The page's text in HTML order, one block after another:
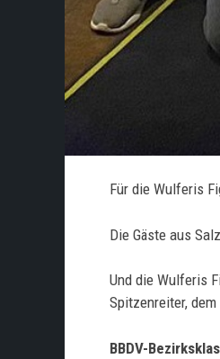
Für die Wulferis
Die Gäste aus
Und die Wulferis
Spitzenreiter,
BBDV-